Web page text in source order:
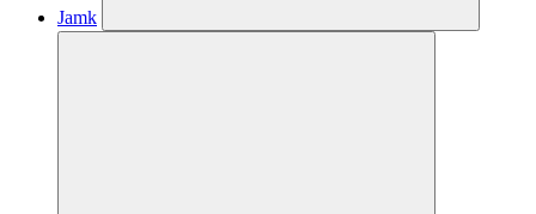
Jamk